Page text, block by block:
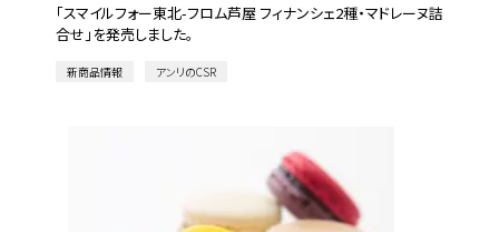
「スマイルフォー東北-フロム芦屋 フィナンシェ2種・マドレーヌ詰
合せ」を発売しました。
新商品情報 アンリのCSR